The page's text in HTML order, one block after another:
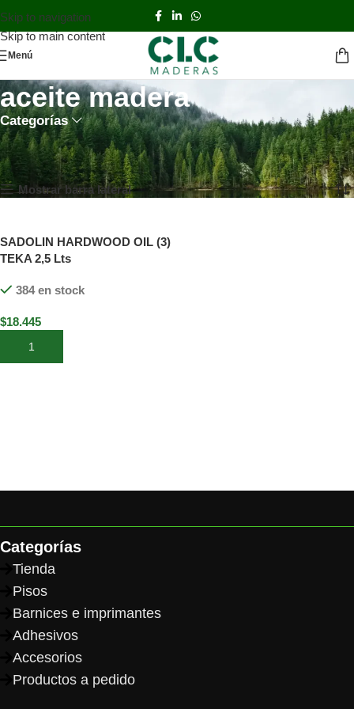
Skip to navigation
Skip to main content
Menú
aceite madera
Categorías
Inicio TIENDA Productos etiquetados “aceite madera”
Mostrando el único resultado
Mostrar barra lateral
SADOLIN HARDWOOD OIL (3)
TEKA 2,5 Lts
384 en stock
$18.445
Añadir al carrito
Categorías
Tienda
Pisos
Barnices e imprimantes
Adhesivos
Accesorios
Productos a pedido